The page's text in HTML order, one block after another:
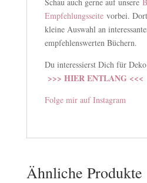
Empfehlungsseitevorbei. Dort
kleine Auswahl an
empfehlenswerten Büchern.
Du interessierst Dich für
>>> HIER ENTLANG <<<
Folge mir auf Instagram
Ähnliche Produkte